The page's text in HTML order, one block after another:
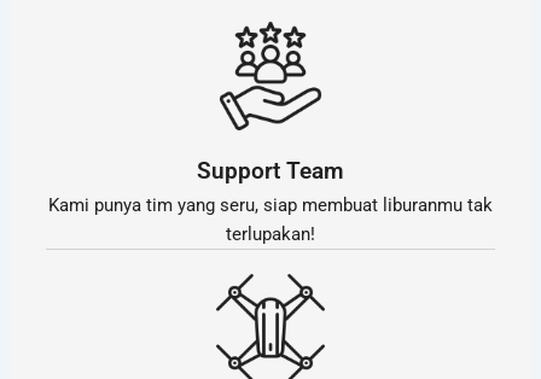
Support Team
Kami punya tim yang seru, siap membuat liburanmu tak
terlupakan!